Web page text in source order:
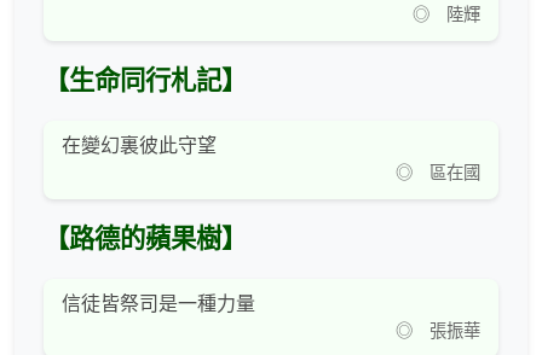
◎ 陸輝
【生命同行札記】
在變幻裏彼此守望
◎ 區在國
【路德的蘋果樹】
信徒皆祭司是一種力量
◎ 張振華